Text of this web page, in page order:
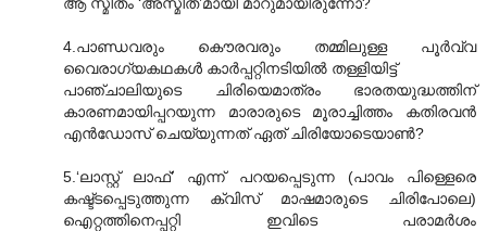
4.പാണ്ഡവരും കൌരവരും തമ്മിലുള്ള പൂർവ്വ
വൈരാഗ്യകഥകൾ കാർപ്പറ്റിനടിയിൽ തള്ളിയിട്ട്
പാഞ്ചാലിയുടെ ചിരിയെമാത്രം ഭാരതയുദ്ധത്തിന്
കാരണമായിപ്പറയുന്ന മാരാരുടെ മൂരാച്ചിത്തം കതിരവൻ
എൻഡോസ് ചെയ്യുന്നത് ഏത് ചിരിയോടെയാൺ?
5.‘ലാസ്റ്റ് ലാഫ്’ എന്ന് പറയപ്പെടുന്ന (പാവം പിള്ളെരെ
കഷ്ട്ടപ്പെടുത്തുന്ന ക്വിസ് മാഷമാരുടെ ചിരിപോലെ)
ഐറ്റത്തിനെപ്പറ്റി ഇവിടെ പരാമർശം